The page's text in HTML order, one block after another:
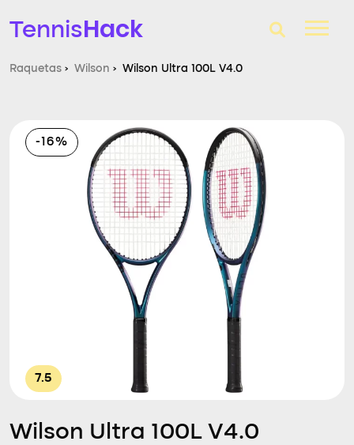
TennisHack
Raquetas de tenis
Zapatillas
Comparador
Consultorio
Raquetas › Wilson › Wilson Ultra 100L V4.0
-16%
7.5
Wilson Ultra 100L V4.0